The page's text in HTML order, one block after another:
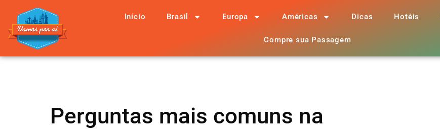
Início Brasil Europa Américas Dicas Hotéis
Compre sua Passagem
Perguntas mais comuns na